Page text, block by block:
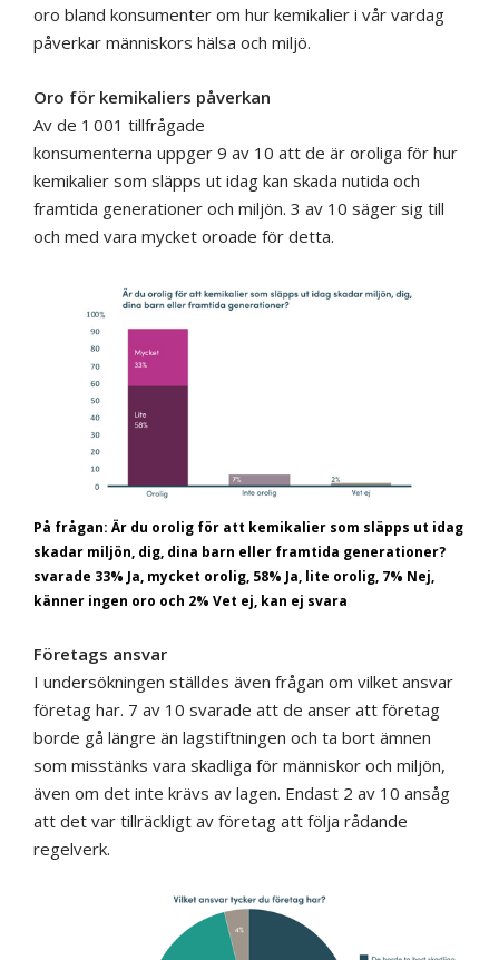
oro bland konsumenter om hur kemikalier i vår vardag
påverkar människors hälsa och miljö.
Oro för kemikaliers påverkan
Av de 1 001 tillfrågade
konsumenterna uppger 9 av 10 att de är oroliga för hur
kemikalier som släpps ut idag kan skada nutida och
framtida generationer och miljön. 3 av 10 säger sig till
och med vara mycket oroade för detta.
På frågan: Är du orolig för att kemikalier som släpps ut idag
skadar miljön, dig, dina barn eller framtida generationer?
svarade 33% Ja, mycket orolig, 58% Ja, lite orolig, 7% Nej,
känner ingen oro och 2% Vet ej, kan ej svara
Företags ansvar
I undersökningen ställdes även frågan om vilket ansvar
företag har. 7 av 10 svarade att de anser att företag
borde gå längre än lagstiftningen och ta bort ämnen
som misstänks vara skadliga för människor och miljön,
även om det inte krävs av lagen. Endast 2 av 10 ansåg
att det var tillräckligt av företag att följa rådande
regelverk.